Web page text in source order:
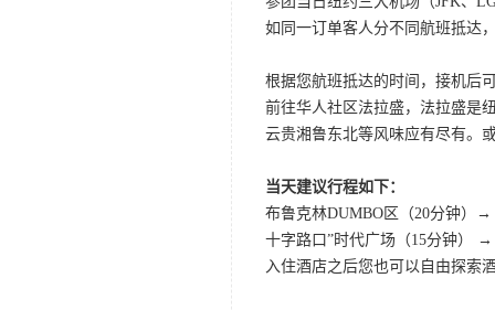
如同一订单客人分不同航班抵达
根据您航班抵达的时间，接机后
前往华人社区法拉盛，法拉盛是
云贵湘鲁东北等风味应有尽有。
当天建议行程如下：
布鲁克林DUMBO区（20分钟）
十字路口”时代广场（15分钟）
入住酒店之后您也可以自由探索